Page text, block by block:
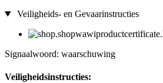
Veiligheids- en Gevaarinstructies
Signaalwoord: waarschuwing
Veiligheidsinstructies: